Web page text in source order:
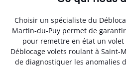
Choisir un spécialiste du
Martin-du-Puy permet de
pour remettre en état un
Déblocage volets roulant à Saint-
de diagnostiquer les anomalies